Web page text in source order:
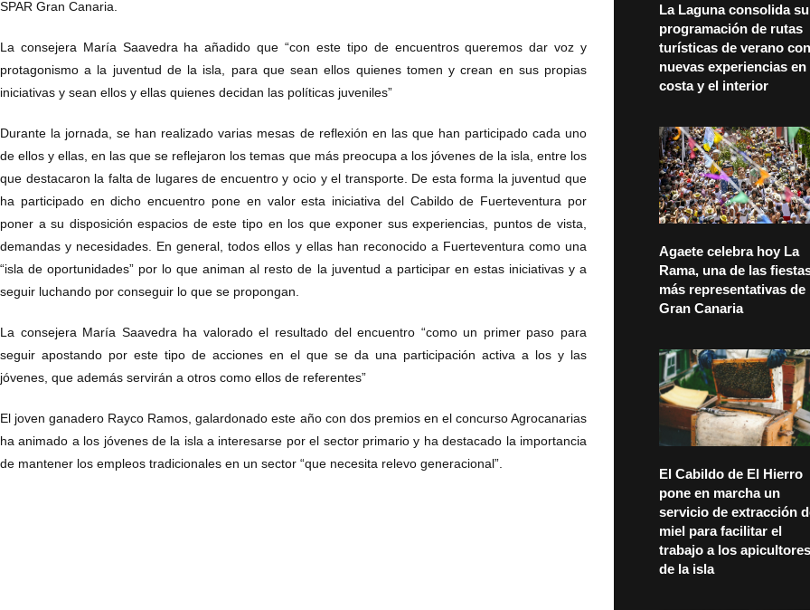
SPAR Gran Canaria.
La consejera María Saavedra ha añadido que “con este tipo de encuentros queremos dar voz y
protagonismo a la juventud de la isla, para que sean ellos quienes tomen y crean en sus propias
iniciativas y sean ellos y ellas quienes decidan las políticas juveniles”
Durante la jornada, se han realizado varias mesas de reflexión en las que han participado cada uno
de ellos y ellas, en las que se reflejaron los temas que más preocupa a los jóvenes de la isla, entre los
que destacaron la falta de lugares de encuentro y ocio y el transporte. De esta forma la juventud que
ha participado en dicho encuentro pone en valor esta iniciativa del Cabildo de Fuerteventura por
poner a su disposición espacios de este tipo en los que exponer sus experiencias, puntos de vista,
demandas y necesidades. En general, todos ellos y ellas han reconocido a Fuerteventura como una
“isla de oportunidades” por lo que animan al resto de la juventud a participar en estas iniciativas y a
seguir luchando por conseguir lo que se propongan.
La consejera María Saavedra ha valorado el resultado del encuentro “como un primer paso para
seguir apostando por este tipo de acciones en el que se da una participación activa a los y las
jóvenes, que además servirán a otros como ellos de referentes”
El joven ganadero Rayco Ramos, galardonado este año con dos premios en el concurso Agrocanarias
ha animado a los jóvenes de la isla a interesarse por el sector primario y ha destacado la importancia
de mantener los empleos tradicionales en un sector “que necesita relevo generacional”.
La Laguna consolida su
programación de rutas
turísticas de verano con
nuevas experiencias en
costa y el interior
Agaete celebra hoy La
Rama, una de las
más representativas de
Gran Canaria
El Cabildo de El Hierro
pone en marcha un
servicio de extracción
miel para facilitar el
trabajo a los apicultores
de la isla